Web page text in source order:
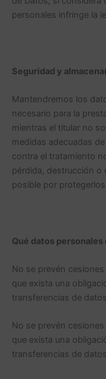
personales infringe la
Seguridad y
Mantendremos los
necesario para la
mientras el titular no
medidas adecuadas
contra el tratamiento
pérdida, destrucción o
posible por
Qué datos
No se prevén
que exista una
transferencias de
No se prevén
que exista una
transferencias de